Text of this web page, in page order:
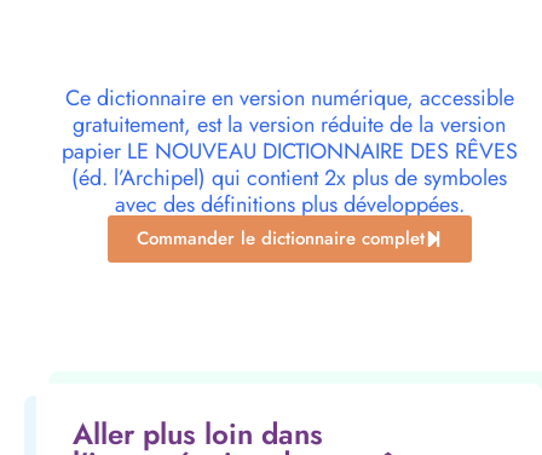
Ce dictionnaire en version numérique, accessible
gratuitement, est la version réduite de la version
papier LE NOUVEAU DICTIONNAIRE DES RÊVES
(éd. l’Archipel) qui contient 2x plus de symboles
avec des définitions plus développées.
Commander le dictionnaire complet
Aller plus loin dans